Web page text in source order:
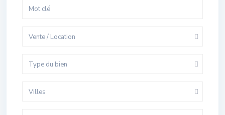
Vente / Location
Type du bien
Villes